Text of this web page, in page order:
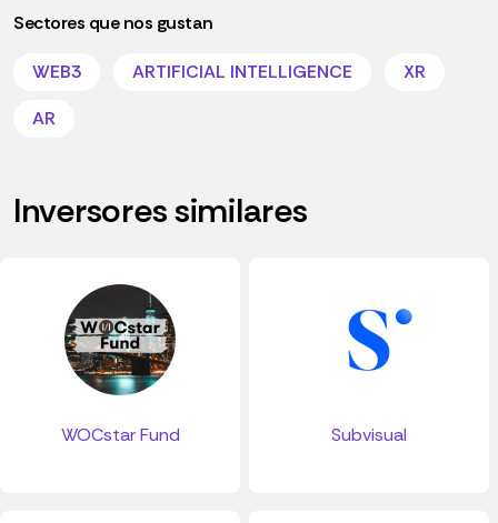
Sectores que nos gustan
WEB3 ARTIFICIAL INTELLIGENCE
XR
AR
Inversores similares
WOCstar Fund Subvisual